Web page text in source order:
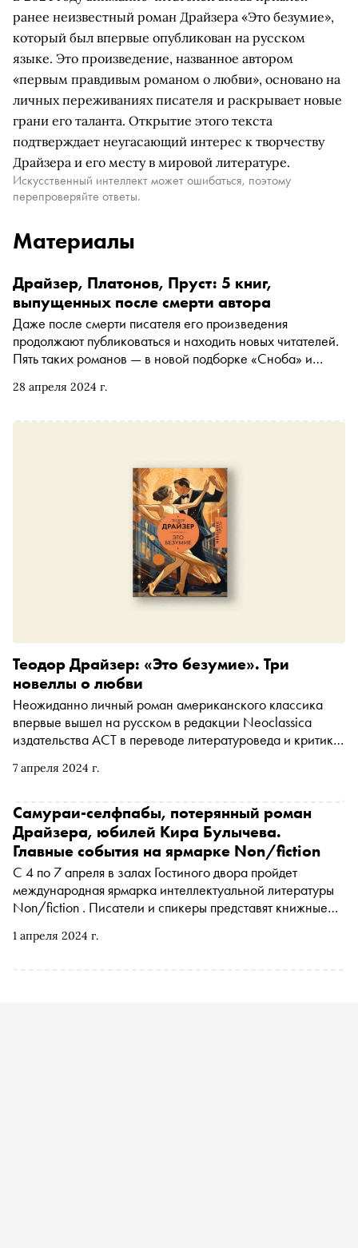
ранее неизвестный роман Драйзера «Это безумие»,
который был впервые опубликован на русском
языке. Это произведение, названное автором
«первым правдивым романом о любви», основано на
личных переживаниях писателя и раскрывает новые
грани его таланта. Открытие этого текста
подтверждает неугасающий интерес к творчеству
Драйзера и его месту в мировой литературе.
Искусственный интеллект может ошибаться, поэтому
перепроверяйте ответы.
Материалы
28 апреля 2024 г.
Драйзер, Платонов, Пруст: 5 книг,
выпущенных после смерти автора
Даже после смерти писателя его произведения
продолжают публиковаться и находить новых читателей.
Пять таких романов — в новой подборке «Сноба» и
7 апреля 2024 г.
Теодор Драйзер: «Это безумие». Три
новеллы о любви
Неожиданно личный роман американского классика
впервые вышел на русском в редакции Neoclassica
издательства АСТ в переводе литературоведа и критика
женщинам — Аглае, Элизабет и Сидонии. «Сноб»
1 апреля 2024 г.
Самураи-селфпабы, потерянный роман
Драйзера, юбилей Кира Булычева.
Главные события на ярмарке Non/fiction
С 4 по 7 апреля в залах Гостиного двора пройдет
международная ярмарка интеллектуальной литературы
Non/fiction . Писатели и спикеры представят книжные
составил подборку событий ярмарки, на которые стоит